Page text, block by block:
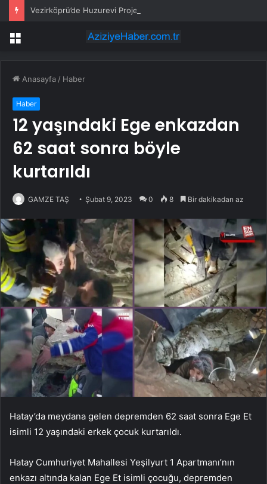
Vezirköprü’de Huzurevi Projesine 192 Milyon TL Destek
Menü
Anasayfa / Haber
Haber
12 yaşındaki Ege enkazdan
62 saat sonra böyle
kurtarıldı
GAMZE TAŞ Şubat 9, 2023 0 8 Bir dakikadan az
Hatay’da meydana gelen depremden 62 saat sonra Ege Et
isimli 12 yaşındaki erkek çocuk kurtarıldı.
Hatay Cumhuriyet Mahallesi Yeşilyurt 1 Apartmanı’nın
enkazı altında kalan Ege Et isimli çocuğu, depremden